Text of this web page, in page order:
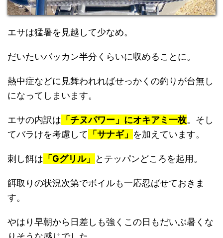
エサは猛暑を見越して少なめ。
だいたいバッカン半分くらいに収めることに。
熱中症などに見舞われればせっかくの釣りが台無し
になってしまいます。
エサの内訳は 「チヌパワー」にオキアミ一枚。そし
てバラけを考慮して 「サナギ」 を加えています。
刺し餌は 「Gグリル」 とテッパンどころを起用。
餌取りの状況次第でボイルも一応忍ばせておきま
す。
やはり早朝から日差しも強くこの日もだいぶ暑くな